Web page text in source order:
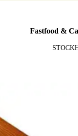
Fastfood &